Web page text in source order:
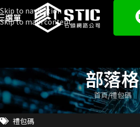
Skip to navigation
Skip to main content
選單
部落格
首頁 禮包碼
禮包碼